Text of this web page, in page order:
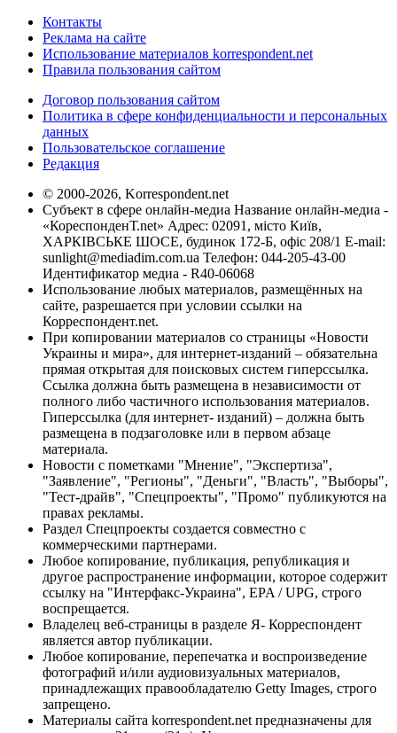
Контакты
Реклама на сайте
Использование материалов korrespondent.net
Правила пользования сайтом
Договор пользования сайтом
Политика в сфере конфиденциальности и персональных
данных
Пользовательское соглашение
Редакция
© 2000-2026, Korrespondent.net
Субъект в сфере онлайн-медиа Название онлайн-медиа -
«КореспонденТ.net» Адрес: 02091, місто Київ,
ХАРКІВСЬКЕ ШОСЕ, будинок 172-Б, офіс 208/1 E-mail:
sunlight@mediadim.com.ua Телефон: 044-205-43-00
Идентификатор медиа - R40-06068
Использование любых материалов, размещённых на
сайте, разрешается при условии ссылки на
Корреспондент.net.
При копировании материалов со страницы «Новости
Украины и мира», для интернет-изданий – обязательна
прямая открытая для поисковых систем гиперссылка.
Ссылка должна быть размещена в независимости от
полного либо частичного использования материалов.
Гиперссылка (для интернет- изданий) – должна быть
размещена в подзаголовке или в первом абзаце
материала.
Новости с пометками "Мнение", "Экспертиза",
"Заявление", "Регионы", "Деньги", "Власть", "Выборы",
"Тест-драйв", "Спецпроекты", "Промо" публикуются на
правах рекламы.
Раздел Спецпроекты создается совместно с
коммерческими партнерами.
Любое копирование, публикация, републикация и
другое распространение информации, которое содержит
ссылку на "Интерфакс-Украина", EPA / UPG, строго
воспрещается.
Владелец веб-страницы в разделе Я- Корреспондент
является автор публикации.
Любое копирование, перепечатка и воспроизведение
фотографий и/или аудиовизуальных материалов,
принадлежащих правообладателю Getty Images, строго
запрещено.
Материалы сайта korrespondent.net предназначены для